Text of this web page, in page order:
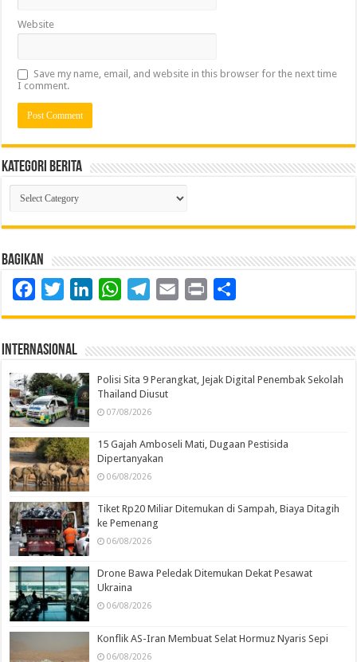
Website
Save my name, email, and website in this browser for the next time
I comment.
Kategori Berita
Kategori
Berita
Bagikan
FacebookTwitterLinkedInWhatsAppTelegram
Email Print
Internasional
Polisi Sita 9 Perangkat, Jejak Digital Penembak Sekolah
Thailand Diusut
07/08/2026
15 Gajah Amboseli Mati, Dugaan Pestisida
Dipertanyakan
06/08/2026
Tiket Rp20 Miliar Ditemukan di Sampah, Biaya Ditagih
ke Pemenang
06/08/2026
Drone Bawa Peledak Ditemukan Dekat Pesawat
Ukraina
06/08/2026
Konflik AS-Iran Membuat Selat Hormuz Nyaris Sepi
06/08/2026